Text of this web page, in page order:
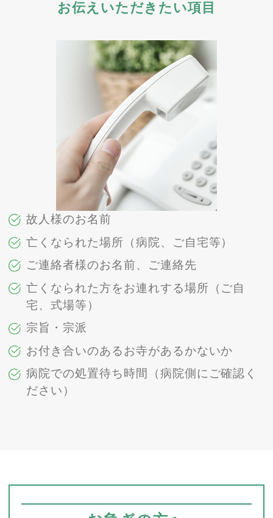
お伝えいただきたい項目
故人様のお名前
亡くなられた場所（病院、ご自宅等）
ご連絡者様のお名前、ご連絡先
亡くなられた方をお連れする場所（ご自
宅、式場等）
宗旨・宗派
お付き合いのあるお寺があるかないか
病院での処置待ち時間（病院側にご確認く
ださい）